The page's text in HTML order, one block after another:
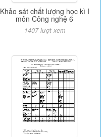
Khảo sát chất lượng học kì I
môn Công nghệ 6
1407 lượt xem